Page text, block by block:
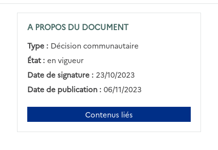
A PROPOS DU DOCUMENT
Type : Décision communautaire
État : en vigueur
Date de signature : 23/10/2023
Date de publication : 06/11/2023
Contenus liés